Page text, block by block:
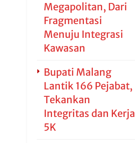
Megapolitan, Dari
Fragmentasi
Menuju Integrasi
Kawasan
Bupati Malang
Lantik 166 Pejabat,
Tekankan
Integritas dan Kerja
5K